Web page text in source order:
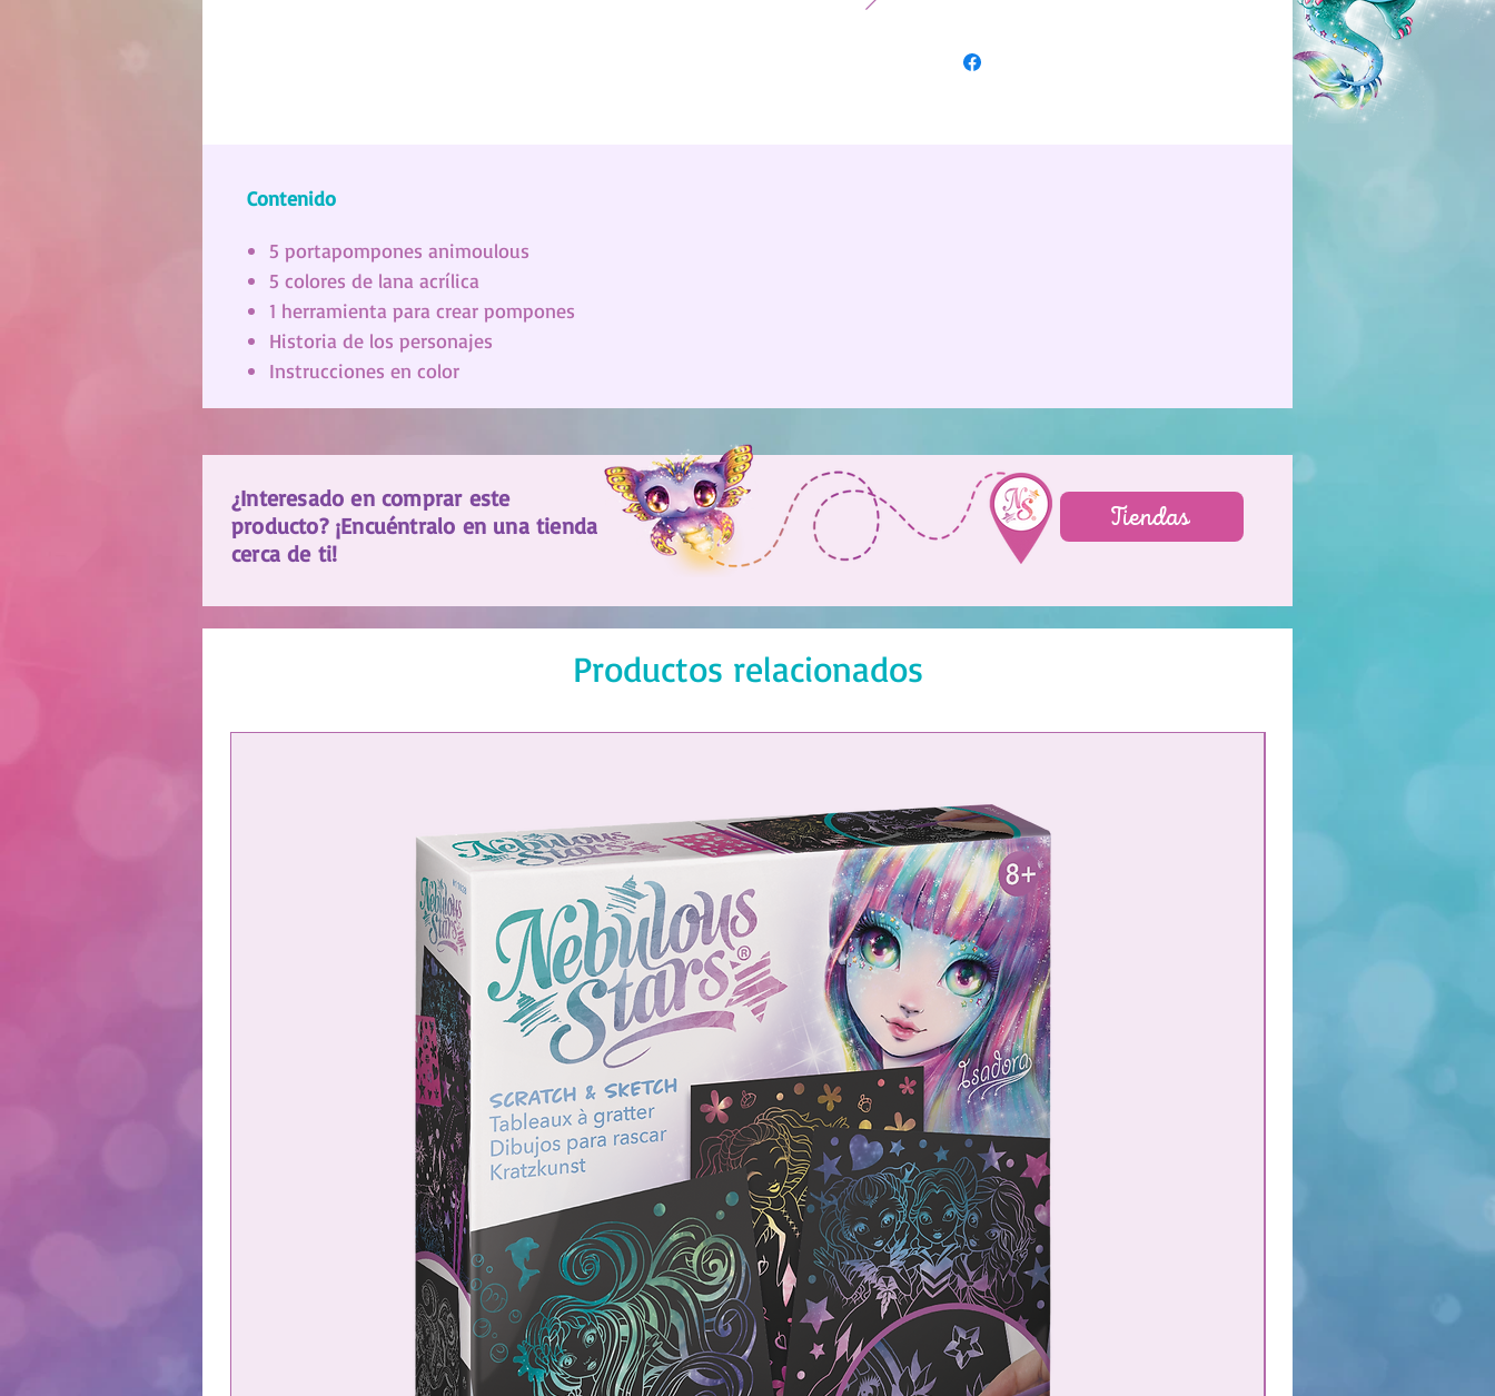
Contenido
5 portapompones animoulous
5 colores de lana acrílica
1 herramienta para crear pompones
Historia de los personajes
Instrucciones en color
¿Interesado en comprar este
producto? ¡Encuéntralo en una tienda
cerca de ti!
Tiendas
Productos relacionados